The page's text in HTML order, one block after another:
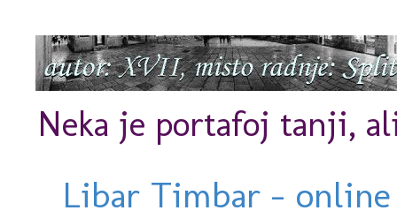
Neka je portafoj tanji,
Libar Timbar -